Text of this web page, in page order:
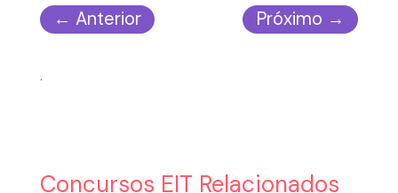
← Anterior Próximo →
.
Concursos EIT Relacionados